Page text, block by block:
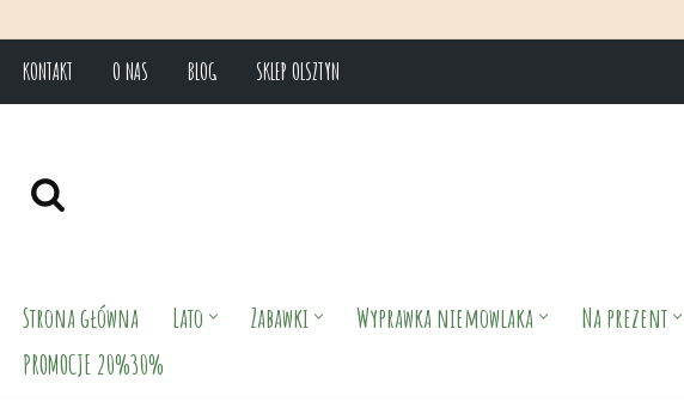
Przejdź
KONTAKT O NAS BLOG SKLEP OLSZTYN
Strona główna Lato Zabawki Wyprawka niemowlaka Na prezent
PROMOCJE 20%30%